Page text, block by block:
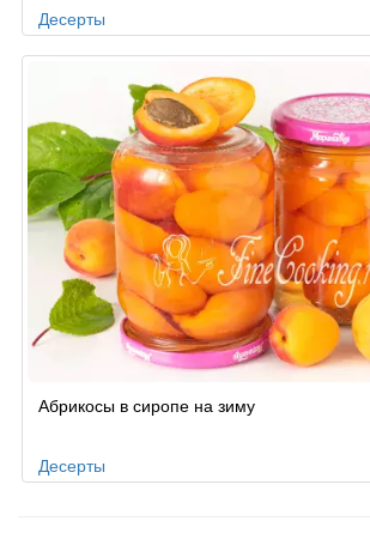
Десерты
Абрикосы в сиропе на зиму
Десерты